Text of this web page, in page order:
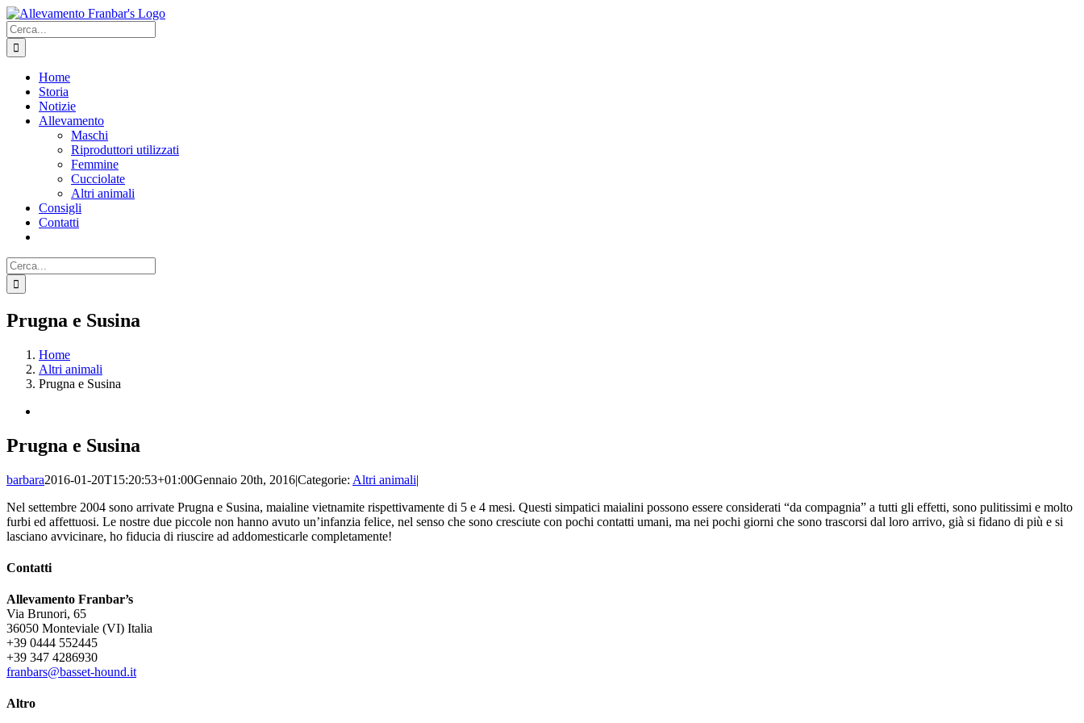
Salta
al
contenuto
Facebook
Cerca
per:
Home
Storia
Notizie
Allevamento
Maschi
Riproduttori utilizzati
Femmine
Cucciolate
Altri animali
Consigli
Contatti
Cerca
per:
Prugna e Susina
Home
Altri animali
Prugna e Susina
Prugna e Susina
barbara2016-01-20T15:20:53+01:00Gennaio 20th, 2016|Categorie: Altri animali|
Nel settembre 2004 sono arrivate Prugna e Susina, maialine vietnamite rispettivamente di 5 e 4 mesi. Questi simpatici maialini possono essere considerati “da compagnia” a tutti gli effetti, sono pulitissimi e molto
furbi ed affettuosi. Le nostre due piccole non hanno avuto un’infanzia felice, nel senso che sono cresciute con pochi contatti umani, ma nei pochi giorni che sono trascorsi dal loro arrivo, già si fidano di più e si
lasciano avvicinare, ho fiducia di riuscire ad addomesticarle completamente!
Contatti
Allevamento Franbar’s
Via Brunori, 65
36050 Monteviale (VI) Italia
+39 0444 552445
+39 347 4286930
franbars@basset-hound.it
Altro